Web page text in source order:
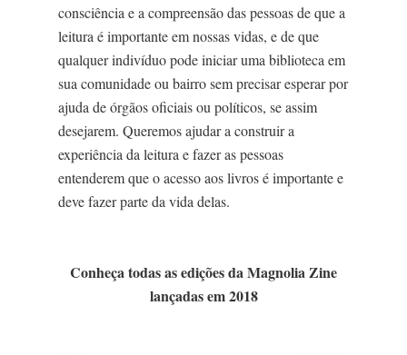
consciência e a compreensão das pessoas de que a
leitura é importante em nossas vidas, e de que
qualquer indivíduo pode iniciar uma biblioteca em
sua comunidade ou bairro sem precisar esperar por
ajuda de órgãos oficiais ou políticos, se assim
desejarem. Queremos ajudar a construir a
experiência da leitura e fazer as pessoas
entenderem que o acesso aos livros é importante e
deve fazer parte da vida delas.
Conheça todas as edições da Magnolia Zine
lançadas em 2018